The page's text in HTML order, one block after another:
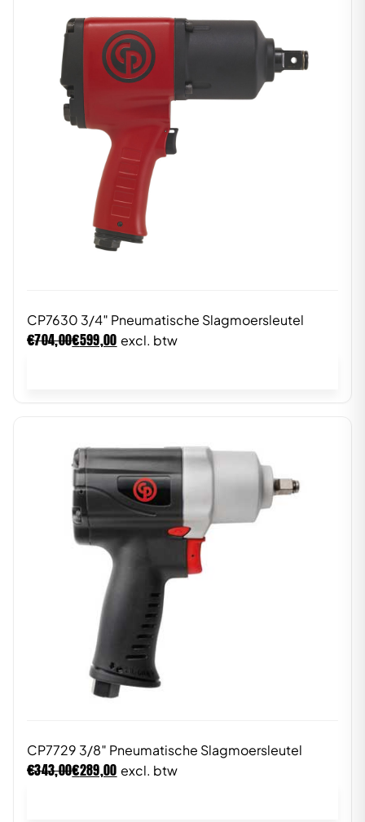
CP7630 3/4″ Pneumatische Slagmoersleutel
€704,00€599,00 excl. btw
CP7729 3/8″ Pneumatische Slagmoersleutel
€343,00€289,00 excl. btw